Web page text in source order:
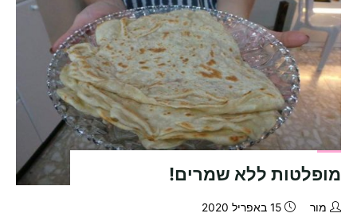
מופלטות ללא שמרים!
מור 15 באפריל 2020